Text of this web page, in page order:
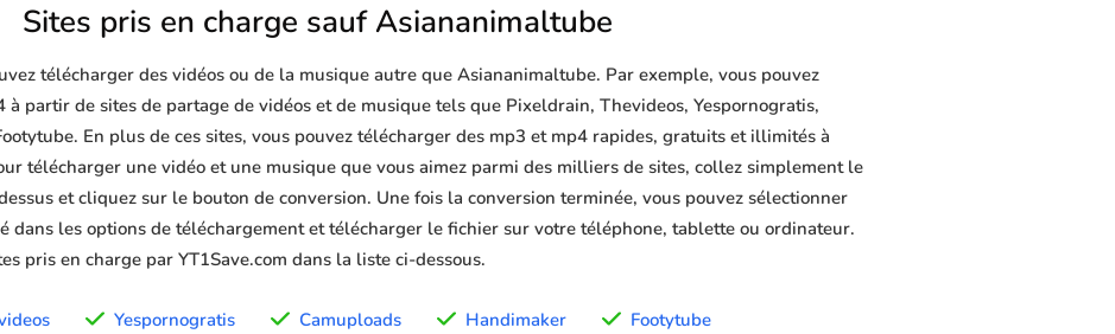
Sites pris en charge sauf Asiananimaltube
télécharger des vidéos ou de la musique autre que Asiananimaltube. Par exemple, vous pouvez
partir de sites de partage de vidéos et de musique tels que Pixeldrain, Thevideos, Yespornogratis,
En plus de ces sites, vous pouvez télécharger des mp3 et mp4 rapides, gratuits et illimités à
télécharger une vidéo et une musique que vous aimez parmi des milliers de sites, collez simplement le
et cliquez sur le bouton de conversion. Une fois la conversion terminée, vous pouvez sélectionner
dans les options de téléchargement et télécharger le fichier sur votre téléphone, tablette ou ordinateur.
pris en charge par YT1Save.com dans la liste ci-dessous.
Yespornogratis Camuploads Handimaker Footytube